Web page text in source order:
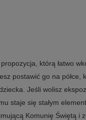
którą łatwo
postawić go na półce,
Jeśli wolisz
staje się stałym
Komunię Świętą i